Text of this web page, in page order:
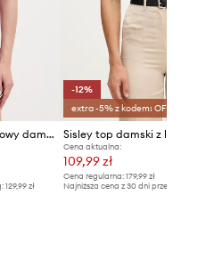
The North Face top treningowy damski Flex
129,99 zł
-12%
extra -5% z kodem: OFF*
Sisley top damski z
Cena aktualna:
109,99 zł
Cena regularna: 179,99 zł
Najniższa cena z 30 dni przed obniżką: